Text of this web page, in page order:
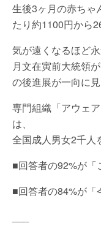
生後3ヶ月の赤ちゃ
たり約1100円から
気が遠くなるほど
月文在寅前大統領
の後進展が一向に
専門組織「アウェ
は、
全国成人男女2千人
■回答者の92%が「
■回答者の84%が「